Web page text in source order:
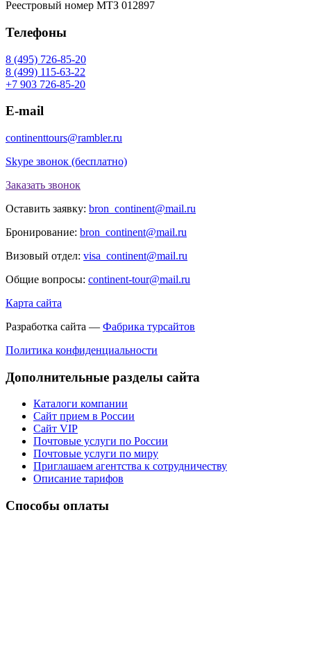
Реестровый номер МТЗ 012897
Телефоны
8 (495) 726-85-20
8 (499) 115-63-22
+7 903 726-85-20
E-mail
continenttours@rambler.ru
Skype звонок (бесплатно)
Заказать звонок
Оставить заявку: bron_continent@mail.ru
Бронирование: bron_continent@mail.ru
Визовый отдел: visa_continent@mail.ru
Общие вопросы: continent-tour@mail.ru
Карта сайта
Разработка сайта — Фабрика турсайтов
Политика конфиденциальности
Дополнительные разделы сайта
Каталоги компании
Сайт прием в России
Сайт VIP
Почтовые услуги по России
Почтовые услуги по миру
Приглашаем агентства к сотрудничеству
Описание тарифов
Способы оплаты